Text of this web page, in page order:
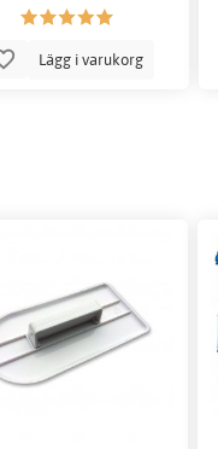
Lägg i varukorg